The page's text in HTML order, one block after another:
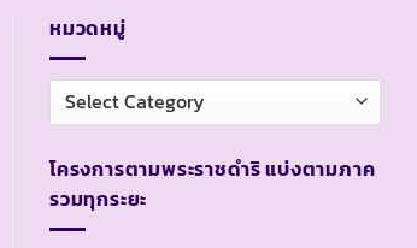
หมวดหมู่
หมวด
หมู่
โครงการตามพระราชดำริ แบ่งตามภาค
รวมทุกระยะ